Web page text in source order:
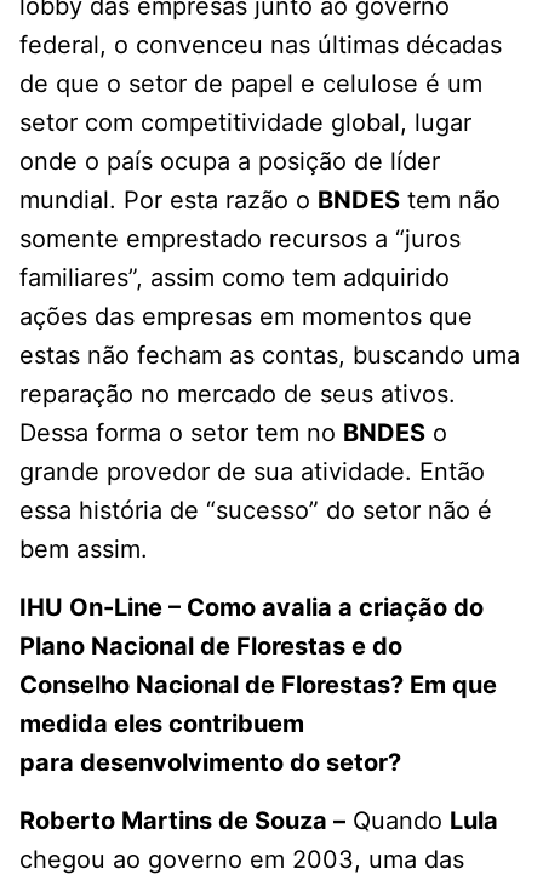
lobby das empresas junto ao governo
federal, o convenceu nas últimas décadas
de que o setor de papel e celulose é um
setor com competitividade global, lugar
onde o país ocupa a posição de líder
mundial. Por esta razão o BNDES tem não
somente emprestado recursos a “juros
familiares”, assim como tem adquirido
ações das empresas em momentos que
estas não fecham as contas, buscando uma
reparação no mercado de seus ativos.
Dessa forma o setor tem no BNDES o
grande provedor de sua atividade. Então
essa história de “sucesso” do setor não é
bem assim.
IHU On-Line – Como avalia a criação do
Plano Nacional de Florestas e do
Conselho Nacional de Florestas? Em que
medida eles contribuem
para desenvolvimento do setor?
Roberto Martins de Souza – Quando Lula
chegou ao governo em 2003, uma das